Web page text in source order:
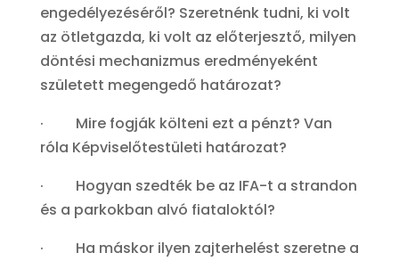
engedélyezéséről? Szeretnénk tudni, ki volt
az ötletgazda, ki volt az előterjesztő, milyen
döntési mechanizmus eredményeként
született megengedő határozat?
· Mire fogják költeni ezt a pénzt? Van
róla Képviselőtestületi határozat?
· Hogyan szedték be az IFA-t a strandon
és a parkokban alvó fiataloktól?
· Ha máskor ilyen zajterhelést szeretne a